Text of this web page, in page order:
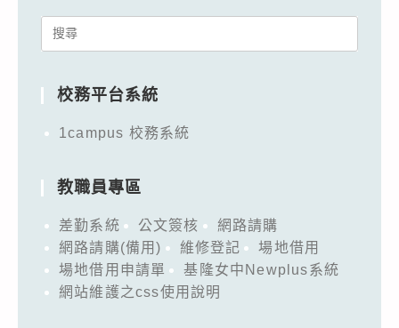
Search
校務平台系統
1campus 校務系統
教職員專區
差勤系統 公文簽核
網路請購
網路請購(備用)
維修登記
場地借用
場地借用申請單
基隆女中Newplus系統
網站維護之css使用說明